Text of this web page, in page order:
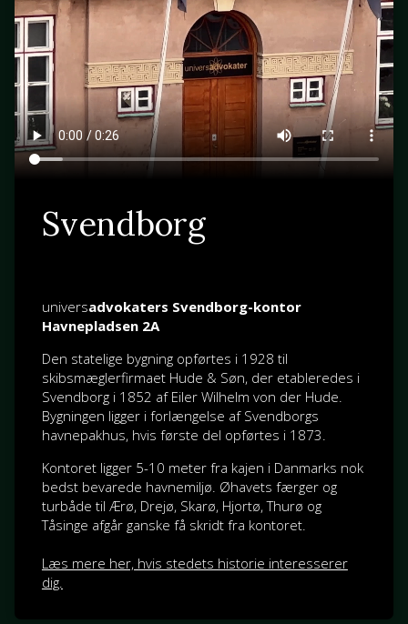
Svendborg
universadvokaters Svendborg-kontor
Havnepladsen 2A
Den statelige bygning opførtes i 1928 til
skibsmæglerfirmaet Hude & Søn, der etableredes i
Svendborg i 1852 af Eiler Wilhelm von der Hude.
Bygningen ligger i forlængelse af Svendborgs
havnepakhus, hvis første del opførtes i 1873.
Kontoret ligger 5-10 meter fra kajen i Danmarks nok
bedst bevarede havnemiljø. Øhavets færger og
turbåde til Ærø, Drejø, Skarø, Hjortø, Thurø og
Tåsinge afgår ganske få skridt fra kontoret.
Læs mere her, hvis stedets historie interesserer
dig.